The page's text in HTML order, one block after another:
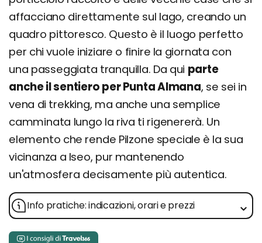
affacciano direttamente sul lago, creando un
quadro pittoresco. Questo è il luogo perfetto
per chi vuole iniziare o finire la giornata con
una passeggiata tranquilla. Da qui parte
anche il sentiero per Punta Almana, se sei in
vena di trekking, ma anche una semplice
camminata lungo la riva ti rigenererà. Un
elemento che rende Pilzone speciale è la sua
vicinanza a Iseo, pur mantenendo
un'atmosfera decisamente più autentica.
Info pratiche: indicazioni, orari e prezzi